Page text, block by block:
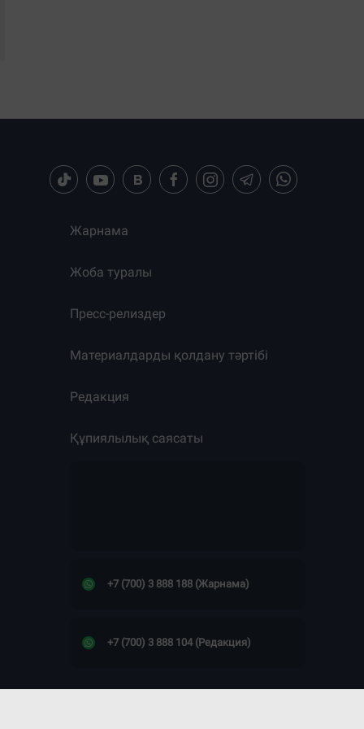
Жарнама
Жоба туралы
Пресс-релиздер
Материалдарды қолдану тәртібі
Редакция
Құпиялылық саясаты
+7 (700) 3 888 188 (Жарнама)
+7 (700) 3 888 104 (Редакция)